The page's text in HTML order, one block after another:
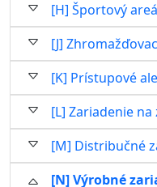
[H] Športový
[J]
[K] Prístupové
[L] Zariadenie
[M] Distribučné
[N] Výrobné